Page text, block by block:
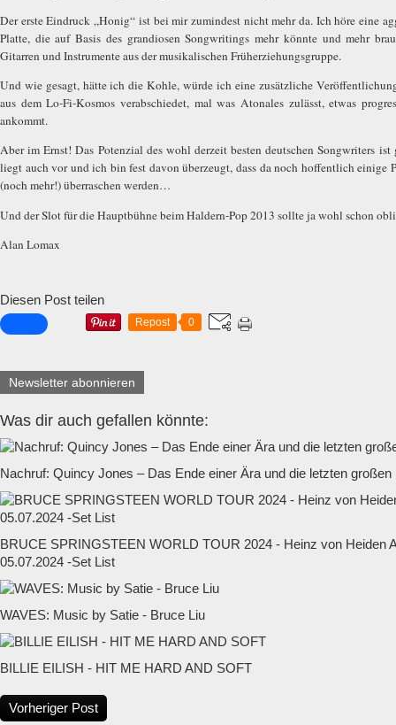
Der erste Eindruck „Honig“ ist bei mir zumindest nicht mehr da. Ich höre eine
Platte, die auf Basis des grandiosen Songwritings mehr könnte und mehr
Gitarren und Instrumente aus der musikalischen Früherziehungsgruppe.
Und wie gesagt, hätte ich die Kohle, würde ich eine zusätzliche
aus dem Lo-Fi-Kosmos verabschiedet, mal was Atonales zulässt, etwas
ankommt.
Aber im Ernst! Das Potenzial des wohl derzeit besten deutschen Songwriters
liegt auch vor und ich bin fest davon überzeugt, dass da noch hoffentlich einige
(noch mehr!) überraschen werden…
Und der Slot für die Hauptbühne beim Haldern-Pop 2013 sollte ja wohl schon
Alan Lomax
Diesen Post teilen
Repost 0
Newsletter abonnieren
Was dir auch gefallen könnte:
Nachruf: Quincy Jones – Das Ende einer Ära und die letzten großen
BRUCE SPRINGSTEEN WORLD TOUR 2024 - Heinz von Heiden
05.07.2024 -Set List
WAVES: Music by Satie - Bruce Liu
BILLIE EILISH - HIT ME HARD AND SOFT
Vorheriger Post